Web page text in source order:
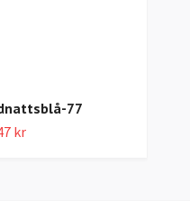
77
kr